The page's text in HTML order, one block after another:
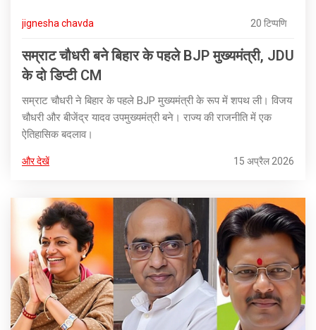
jignesha chavda 20 टिप्पणि
सम्राट चौधरी बने बिहार के पहले BJP मुख्यमंत्री, JDU
के दो डिप्टी CM
सम्राट चौधरी ने बिहार के पहले BJP मुख्यमंत्री के रूप में शपथ ली। विजय
चौधरी और बीजेंद्र यादव उपमुख्यमंत्री बने। राज्य की राजनीति में एक
ऐतिहासिक बदलाव।
और देखें 15 अप्रैल 2026